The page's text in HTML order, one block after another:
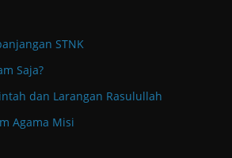
STNK
Saja?
dan Larangan Rasulullah
Agama Misi